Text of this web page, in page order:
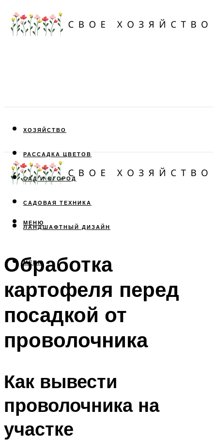
ХОЗЯЙСТВО
РАССАДКА ЦВЕТОВ
САД И ОГОРОД
САДОВАЯ ТЕХНИКА
ЛАНДШАФТНЫЙ ДИЗАЙН
МЕНЮ
МЕНЮ
Обработка
картофеля перед
посадкой от
проволочника
Как вывести
проволочника на
участке